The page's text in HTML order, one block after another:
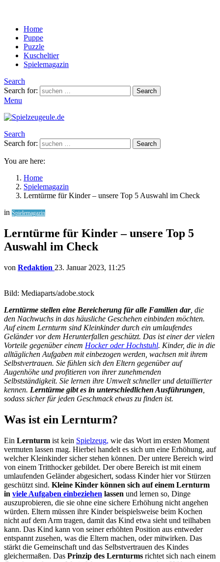
Home
Puppe
Puzzle
Kuscheltier
Spielemagazin
Search
Search for:
Search
Menu
Search
Search for:
Search
You are here:
Home
Spielemagazin
Lerntürme für Kinder – unsere Top 5 Auswahl im Check
in Spielemagazin
Lerntürme für Kinder – unsere Top 5
Auswahl im Check
von Redaktion 23. Januar 2023, 11:25
Bild: Mediaparts/adobe.stock
Lerntürme stellen eine Bereicherung für alle Familien dar, die
den Nachwuchs in das häusliche Geschehen einbinden möchten.
Auf einem Lernturm sind Kleinkinder durch ein umlaufendes
Geländer vor dem Herunterfallen geschützt. Das ist einer der vielen
Vorteile gegenüber einem Hocker oder Hochstuhl. Kinder, die in die
alltäglichen Aufgaben mit einbezogen werden, wachsen mit ihrem
Selbstvertrauen. Sie fühlen sich den Eltern gegenüber auf
Augenhöhe und profitieren von ihrer zunehmenden
Selbstständigkeit. Sie lernen ihre Umwelt schneller und detaillierter
kennen. Lerntürme gibt es in unterschiedlichen Ausführungen
sodass sicher für jeden Geschmack etwas zu finden ist.
Was ist ein Lernturm?
Ein Lernturm ist kein Spielzeug, wie das Wort im ersten Moment
vermuten lassen mag. Hierbei handelt es sich um eine Erhöhung, auf
welcher Kleinkinder sicher stehen können. Der untere Bereich wird
von einem Tritthocker gebildet. Der obere Bereich ist mit einem
umlaufenden Geländer abgesichert, sodass Kinder hier vor Stürzen
geschützt sind. Kleine Kinder können sich auf einem Lernturm
in viele Aufgaben einbeziehen lassen und lernen so, Dinge
auszuprobieren, die sie ohne eine sichere Erhöhung nicht angehen
würden. Eltern müssen ihre Kinder beispielsweise beim Kochen
nicht auf dem Arm tragen, damit das Kind etwa sieht und teilhaben
kann. Das Kind kann von seiner erhöhten Position aus entweder
entspannt zusehen, was die Eltern machen, oder mitwirken. Das
stärkt die Gemeinschaft und das Selbstvertrauen des Kindes
gleichermaßen. Das Prinzip des Lernturms richtet sich nach einem